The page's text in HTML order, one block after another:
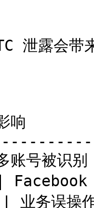
泄露会带
影响
账号
|
判 | 业